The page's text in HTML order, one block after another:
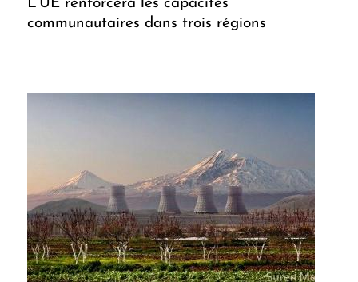
L'UE renforcera les capacités
communautaires dans trois régions